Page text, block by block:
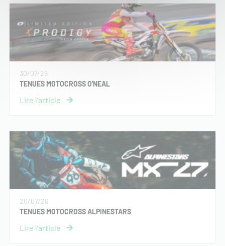
30/07/26
TENUES MOTOCROSS O'NEAL
20/07/26
TENUES MOTOCROSS ALPINESTARS